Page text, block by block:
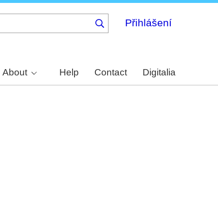
Přihlášení
About Help Contact Digitalia